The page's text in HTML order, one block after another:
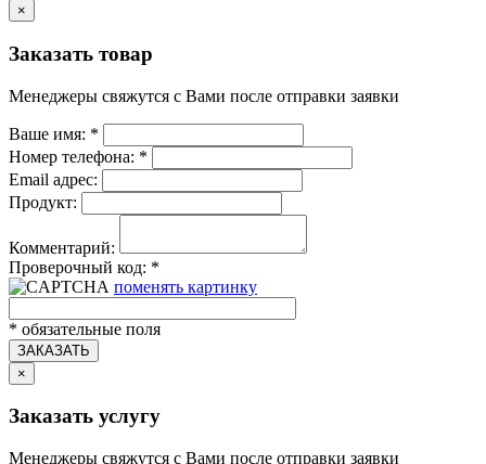
×
Заказать товар
Менеджеры свяжутся с Вами после отправки заявки
Ваше имя: *
Номер телефона: *
Email адрес:
Продукт:
Комментарий:
Проверочный код: *
поменять картинку
* обязательные поля
ЗАКАЗАТЬ
×
Заказать услугу
Менеджеры свяжутся с Вами после отправки заявки